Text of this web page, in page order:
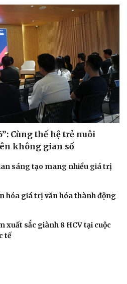
Thời trang
Cùng thế hệ trẻ nuôi
không gian số
sáng tạo mang nhiều giá trị
hóa giá trị văn hóa thành động
xuất sắc giành 8 HCV tại cuộc
tế